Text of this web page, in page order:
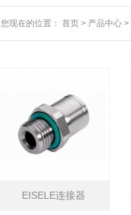
您现在的位置： 首页 > 产品中心 >
EISELE连接器